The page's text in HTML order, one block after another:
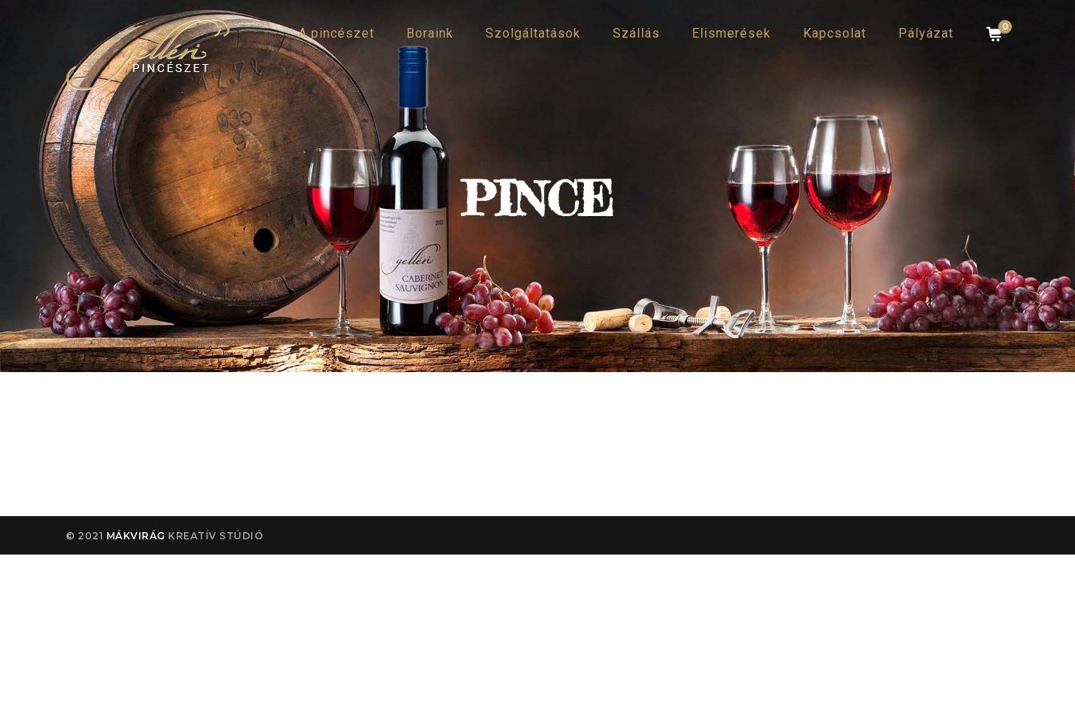
0
A pincészet Boraink Szolgáltatások Szállás Elismerések Kapcsolat Pályázat
PINCE
© 2021 MÁKVIRÁG KREATÍV STÚDIÓ